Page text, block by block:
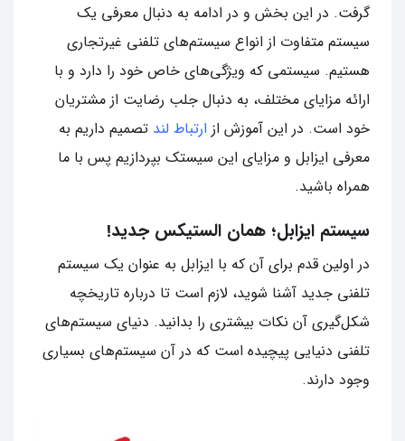
گرفت. در این بخش و در ادامه به دنبال معرفی یک
سیستم متفاوت از انواع سیستم‌های تلفنی غیرتجاری
هستیم. سیستمی که ویژگی‌های خاص خود را دارد و با
ارائه مزایای مختلف، به دنبال جلب رضایت از مشتریان
خود است. در این آموزش از ارتباط لند تصمیم داریم به
معرفی ایزابل و مزایای این سیستک بپردازیم پس با ما
همراه باشید.
سیستم ایزابل؛ همان الستیکس جدید!
در اولین قدم برای آن که با ایزابل به عنوان یک سیستم
تلفنی جدید آشنا شوید، لازم است تا درباره تاریخچه
شکل‌گیری آن نکات بیشتری را بدانید. دنیای سیستم‌های
تلفنی دنیایی پیچیده است که در آن سیستم‌های بسیاری
وجود دارند.